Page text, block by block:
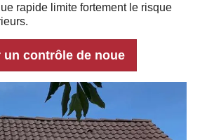
rapide limite fortement le risque
un contrôle de noue